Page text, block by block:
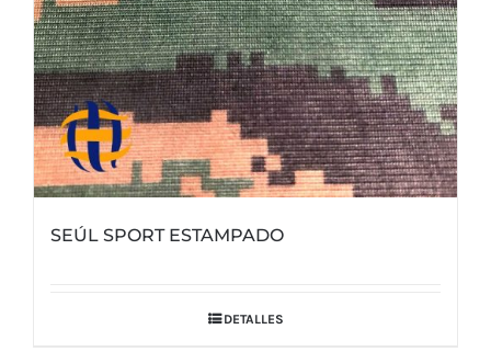
página
de
producto
SEÚL SPORT ESTAMPADO
DETALLES